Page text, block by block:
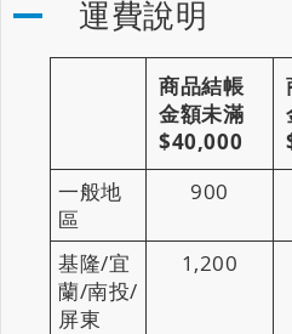
運費說明
商品結帳
金額未滿
$40,000
一般地
區
900
基隆/宜
蘭/南投/
屏東
1,200